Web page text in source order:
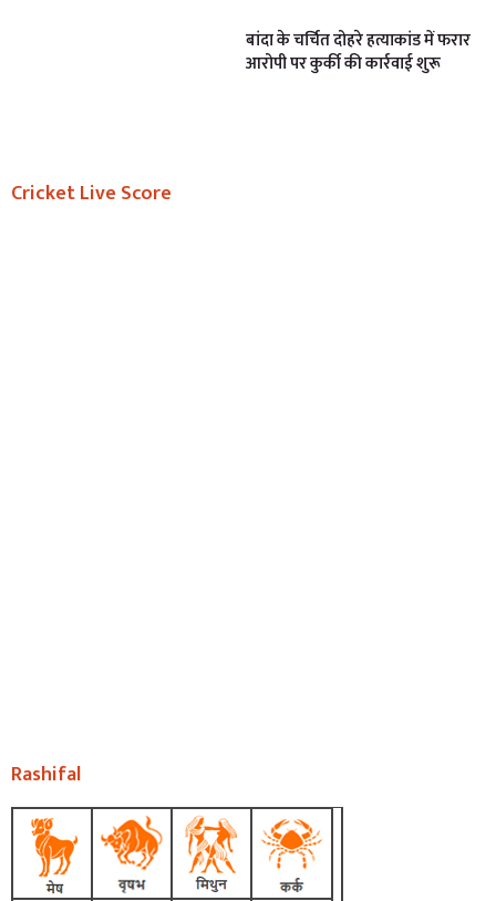
बांदा के चर्चित दोहरे हत्याकांड में फरार
आरोपी पर कुर्की की कार्रवाई शुरू
Cricket Live Score
Rashifal